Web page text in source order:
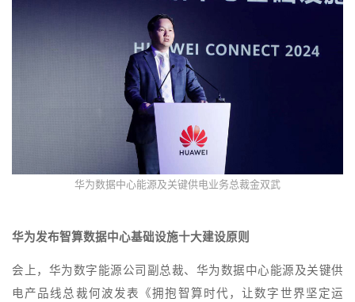
华为数据中心能源及关键供电业务总裁金双武
华为发布智算数据中心基础设施十大建设原则
会上，华为数字能源公司副总裁、华为数据中心能源及关键供
电产品线总裁何波发表《拥抱智算时代，让数字世界坚定运